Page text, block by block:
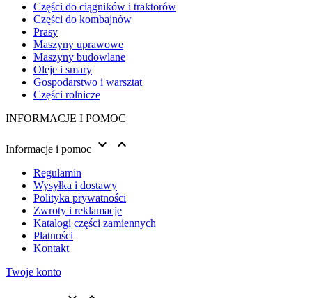
Części do ciągników i traktorów
Części do kombajnów
Prasy
Maszyny uprawowe
Maszyny budowlane
Oleje i smary
Gospodarstwo i warsztat
Części rolnicze
INFORMACJE I POMOC
Informacje i pomoc  
Regulamin
Wysyłka i dostawy
Polityka prywatności
Zwroty i reklamacje
Katalogi części zamiennych
Płatności
Kontakt
Twoje konto